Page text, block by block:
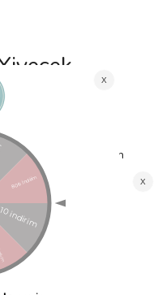
tarafından kurulan
tarafından
ve tasarım odaklı
Dışarıda sıcak ve
herkes için… 6 saate
Tritan malzemeden
da ürüne dahildir. 530